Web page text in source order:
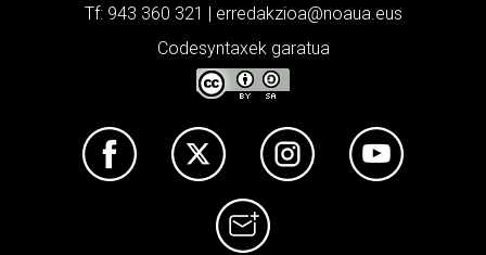
Tf: 943 360 321 | erredakzioa@noaua.eus
Codesyntaxek garatua